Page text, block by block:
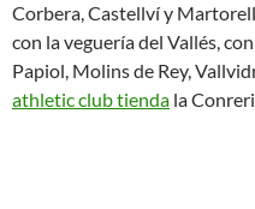
Corbera, Castellví y
con la veguería del Vallés,
Papiol, Molins de Rey,
athletic club tienda la